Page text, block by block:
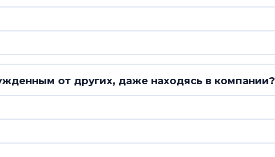
от других, даже находясь в компании?